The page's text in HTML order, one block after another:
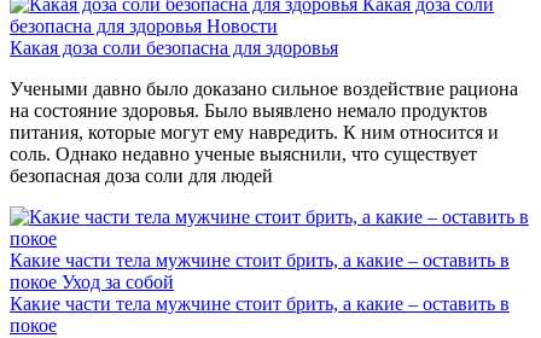
Какая доза соли
безопасна для здоровья Новости
Какая доза соли безопасна для здоровья
Учеными давно было доказано сильное воздействие рациона
на состояние здоровья. Было выявлено немало продуктов
питания, которые могут ему навредить. К ним относится и
соль. Однако недавно ученые выяснили, что существует
безопасная доза соли для людей
Какие части тела мужчине стоит брить, а какие – оставить в
покое Уход за собой
Какие части тела мужчине стоит брить, а какие – оставить в
покое